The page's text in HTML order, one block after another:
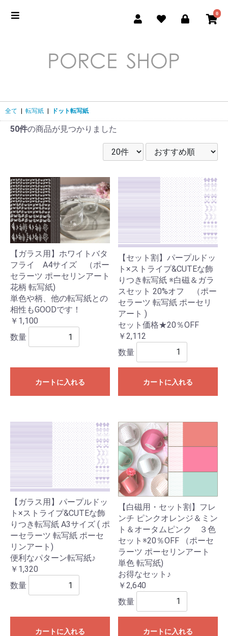
0
全て 転写紙 ドット転写紙
50件の商品が見つかりました
【ガラス用】ホワイトバタ
フライ A4サイズ （ポー
セラーツ ポーセリンアート
花柄 転写紙)
単色や柄、他の転写紙との
相性もGOODです！
￥1,100
数量
カートに入れる
【セット割】パープルドッ
ト×ストライプ&CUTEな飾
りつき転写紙 ※白磁＆ガラ
スセット 20%オフ （ポー
セラーツ 転写紙 ポーセリ
アート )
セット価格★20％OFF
￥2,112
数量
カートに入れる
【ガラス用】パープルドッ
ト×ストライプ&CUTEな飾
りつき転写紙 A3サイズ ( ポ
ーセラーツ 転写紙 ポーセ
リンアート)
便利なパターン転写紙♪
￥1,320
数量
カートに入れる
【白磁用・セット割】フレ
ンチ ピンクオレンジ＆ミン
ト＆オータムピンク ３色
セット※20％OFF （ポーセ
ラーツ ポーセリンアート
単色 転写紙)
お得なセット♪
￥2,640
数量
カートに入れる